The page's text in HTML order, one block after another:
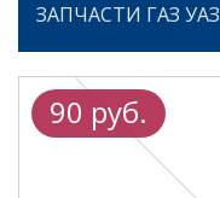
ЗАПЧАСТИ ГАЗ УАЗ
90 руб.